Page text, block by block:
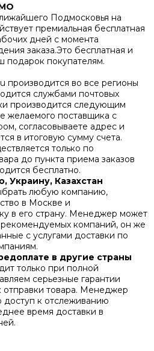
Подмосковья на
премиальная бесплатная
дней с момента
заказа.Это бесплатная и
подарок покупателям.
производится во все регионы
службами почтовых
производится следующим
желаемого поставщика с
согласовываете адрес и
в итоговую сумму счета.
только по
до пункта приема заказов
бесплатно.
Украину, Казахстан
любую компанию,
в Москве и
в его страну. Менеджер может
компаний, он же
с услугами доставки по
в другие страны
только при полной
серьезные гарантии
отправки товара. Менеджер
к отслеживанию
время доставки в